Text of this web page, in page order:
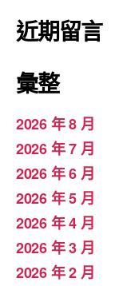
近期留言
彙整
2026 年 8 月
2026 年 7 月
2026 年 6 月
2026 年 5 月
2026 年 4 月
2026 年 3 月
2026 年 2 月